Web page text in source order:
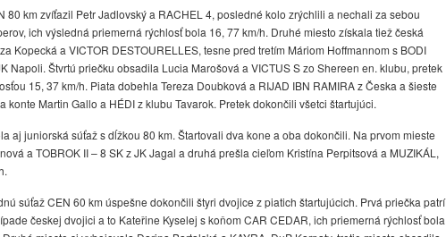
80 km zvíťazil Petr Jadlovský a RACHEL 4, posledné kolo zrýchlili a nechali za sebou
ich výsledná priemerná rýchlosť bola 16, 77 km/h. Druhé miesto získala tiež česká
Kopecká a VICTOR DESTOURELLES, tesne pred tretím Máriom Hoffmannom s BODI
Napoli. Štvrtú priečku obsadila Lucia Marošová a VICTUS S zo Shereen en. klubu, pretek
15, 37 km/h. Piata dobehla Tereza Doubková a RIJAD IBN RAMIRA z Česka a šieste
konte Martin Gallo a HÉDI z klubu Tavarok. Pretek dokončili všetci štartujúci.
aj juniorská súťaž s dĺžkou 80 km. Štartovali dva kone a oba dokončili. Na prvom mieste
a TOBROK II – 8 SK z JK Jagal a druhá prešla cieľom Kristína Perpitsová a MUZIKÁL,
súťaž CEN 60 km úspešne dokončili štyri dvojice z piatich štartujúcich. Prvá priečka patrí
českej dvojici a to Kateřine Kyselej s koňom CAR CEDAR, ich priemerná rýchlosť bola